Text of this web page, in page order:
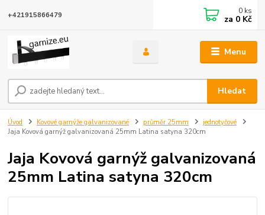
Menu
Hledat
+421915866479 0 ks
za 0 Kč
Úvod Kovové garnýže galvanizované průměr 25mm
jednotyčové
Jaja Kovová garnýž galvanizovaná 25mm Latina satyna 320cm
Jaja Kovová garnýž galvanizovaná
25mm Latina satyna 320cm